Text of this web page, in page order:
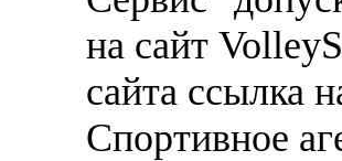
на сайт
сайта ссылка
Спортивное